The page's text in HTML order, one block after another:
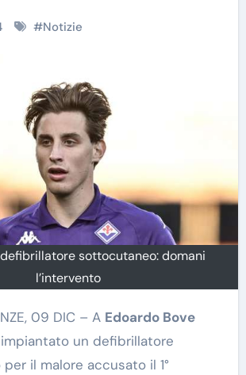
#Notizie
defibrillatore sottocutaneo: domani
l’intervento
09 DIC – A Edoardo Bove
un defibrillatore
il malore accusato il 1°